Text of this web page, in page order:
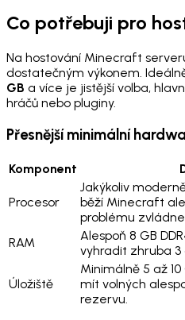
Co potřebuji pro
Na hostování Minecraft
dostatečným výkonem.
GB a více je jistější volba,
hráčů nebo pluginy.
Přesnější minimální
Komponent
Procesor
Jakýkoliv
běží Minecraft
problému
RAM
Alespoň 8 GB
vyhradit zhruba 3
Úložiště
Minimálně 5 až
mít volných
rezervu.